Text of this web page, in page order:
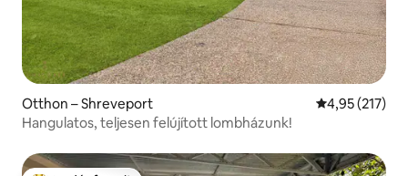
Otthon – Shreveport Átlagos
4,95 (217)
Hangulatos, teljesen felújított lombházunk!